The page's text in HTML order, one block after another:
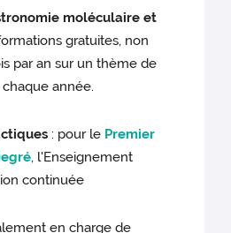
moléculaire et
gratuites, non
par an sur un thème de
année.
: pour le Premier
, l'Enseignement
continuée
en charge de